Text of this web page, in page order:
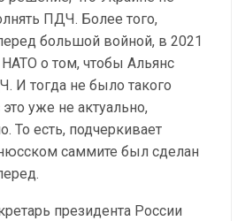
ПДЧ. Более того,
большой войной, в 2021
о том, чтобы Альянс
И тогда не было такого
это уже не актуально,
То есть, подчеркивает
саммите был сделан
президента России